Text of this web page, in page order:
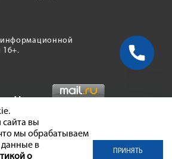
информационной
16+.
вы
мы обрабатываем
в
о
ПРИНЯТЬ